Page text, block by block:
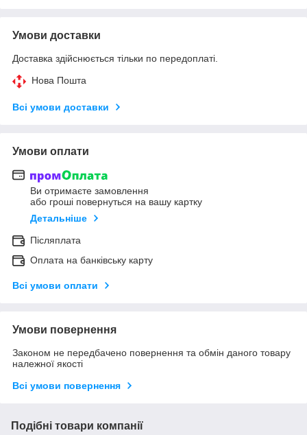
Умови доставки
Доставка здійснюється тільки по передоплаті.
Нова Пошта
Всі умови доставки
Умови оплати
Ви отримаєте замовлення
або гроші повернуться на вашу картку
Детальніше
Післяплата
Оплата на банківську карту
Всі умови оплати
Умови повернення
Законом не передбачено повернення та обмін даного товару
належної якості
Всі умови повернення
Подібні товари компанії